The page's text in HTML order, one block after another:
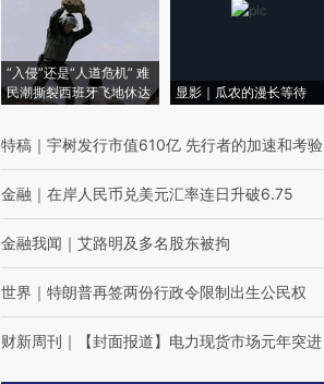
“入侵”还是“人道危机” 难
民潮撕裂西班牙飞地休达
显影｜瓜农的漫长等待
特稿 ｜ 宇树发行市值610亿 先行者的加速和考验
金融 ｜ 在岸人民币兑美元汇率连日升破6.75
金融我闻 ｜ 艾路明及多名股东被拘
世界 ｜ 特朗普再签两份行政令限制出生公民权
财新周刊 ｜ 【封面报道】电力现货市场元年突进